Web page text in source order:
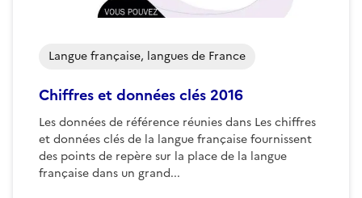
Chiffres et données clés 2016
Les données de référence réunies dans Les chiffres
et données clés de la langue française fournissent
des points de repère sur la place de la langue
française dans un grand...
Langue française, langues de France